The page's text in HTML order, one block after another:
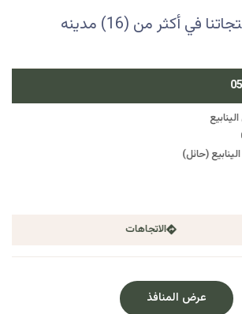
في أكثر من (16) مدينه
(حائل)
الاتجاهات
عرض المنافذ